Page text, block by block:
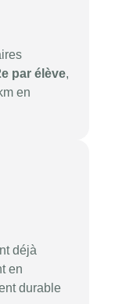
par élève,
en
déjà
en
durable